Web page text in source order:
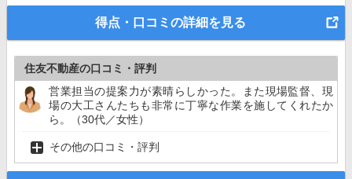
得点・口コミの詳細を見る
住友不動産の口コミ・評判
営業担当の提案力が素晴らしかった。また現場監督、現
場の大工さんたちも非常に丁寧な作業を施してくれたか
ら。（30代／女性）
その他の口コミ・評判